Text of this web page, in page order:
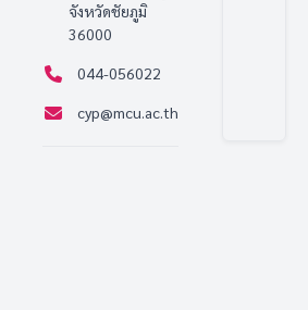
จังหวัดชัยภูมิ
36000
044-056022
cyp@mcu.ac.th